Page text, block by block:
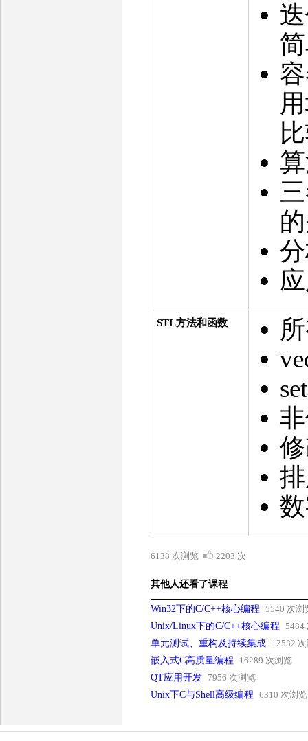
STL方法和函数
6138 次浏览 2203 次
其他人还看了课程
Win32下的C/C++核心编程 5540 次浏
Unix/Linux下的C/C++核心编程 5484
单元测试、重构及持续集成 12532
嵌入式C高质量编程
16289 次浏览
QT应用开发 7956 次浏览
Unix下C与Shell高级编程 6310 次浏览